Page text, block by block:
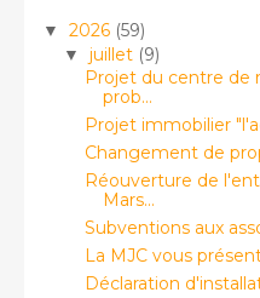
▼ 2026 (59)
▼ juillet (9)
Projet du centre de
prob...
Projet immobilier
Changement de
Réouverture de
Mars...
Subventions aux
La MJC vous
Déclaration